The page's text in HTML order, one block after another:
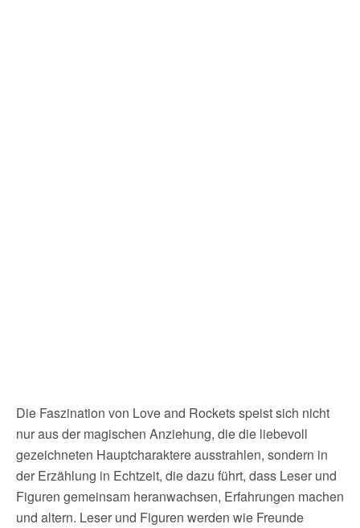
Die Faszination von Love and Rockets speist sich nicht
nur aus der magischen Anziehung, die die liebevoll
gezeichneten Hauptcharaktere ausstrahlen, sondern in
der Erzählung in Echtzeit, die dazu führt, dass Leser und
Figuren gemeinsam heranwachsen, Erfahrungen machen
und altern. Leser und Figuren werden wie Freunde